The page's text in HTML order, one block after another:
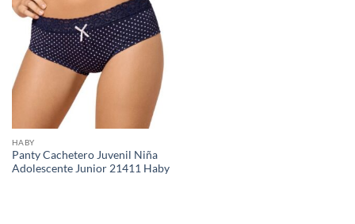
HABY
Panty Cachetero Juvenil Niña
Adolescente Junior 21411 Haby